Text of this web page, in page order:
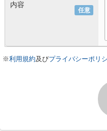
任意
内容
※利用規約及びプライバシーポリ